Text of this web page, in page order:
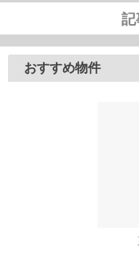
記
おすすめ物件